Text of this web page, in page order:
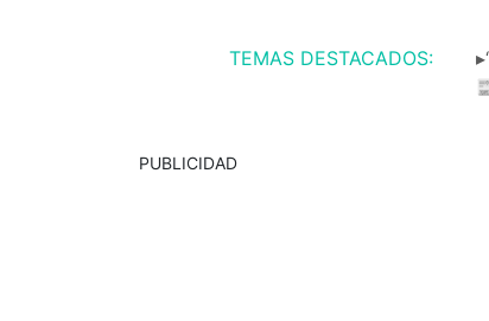
TEMAS DESTACADOS:
PUBLICIDAD